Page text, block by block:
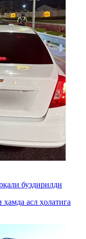
буздирилди
асл ҳолатига